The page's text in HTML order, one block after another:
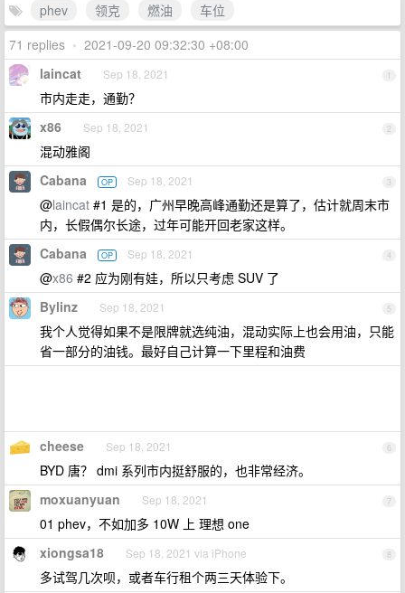
phev 领克 燃油
车位
71 replies • 2021-09-20 09:32:30 +08:00
1
laincat Sep 18, 2021
市内走走，通勤？
2
x86 Sep 18, 2021
混动雅阁
3
Cabana OP Sep 18, 2021
@laincat #1 是的，广州早晚高峰通勤还是算了，估计就周末市
内，长假偶尔长途，过年可能开回老家这样。
4
Cabana OP Sep 18, 2021
@x86 #2 应为刚有娃，所以只考虑 SUV 了
5
Bylinz Sep 18, 2021
我个人觉得如果不是限牌就选纯油，混动实际上也会用油，只能
省一部分的油钱。最好自己计算一下里程和油费
6
cheese Sep 18, 2021
BYD 唐？ dmi 系列市内挺舒服的，也非常经济。
7
moxuanyuan Sep 18, 2021
01 phev，不如加多 10W 上 理想 one
8
xiongsa18 Sep 18, 2021 via iPhone
多试驾几次呗，或者车行租个两三天体验下。